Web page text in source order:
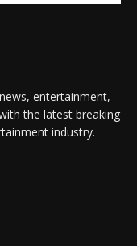
entertainment,
the latest breaking
industry.